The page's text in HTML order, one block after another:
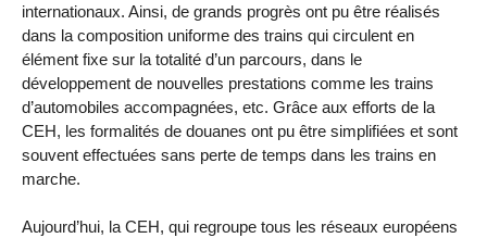
internationaux. Ainsi, de grands progrès ont pu être réalisés
dans la composition uniforme des trains qui circulent en
élément fixe sur la totalité d’un parcours, dans le
développement de nouvelles prestations comme les trains
d’automobiles accompagnées, etc. Grâce aux efforts de la
CEH, les formalités de douanes ont pu être simplifiées et sont
souvent effectuées sans perte de temps dans les trains en
marche.
Aujourd’hui, la CEH, qui regroupe tous les réseaux européens